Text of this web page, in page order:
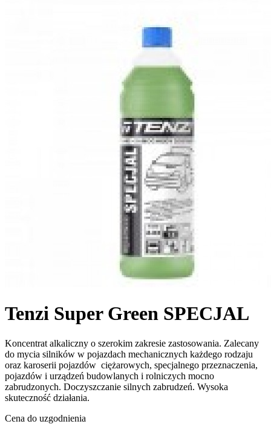
Tenzi Super Green SPECJAL
Koncentrat alkaliczny o szerokim zakresie zastosowania. Zalecany
do mycia silników w pojazdach mechanicznych każdego rodzaju
oraz karoserii pojazdów ciężarowych, specjalnego przeznaczenia,
pojazdów i urządzeń budowlanych i rolniczych mocno
zabrudzonych. Doczyszczanie silnych zabrudzeń. Wysoka
skuteczność działania.
Cena do uzgodnienia